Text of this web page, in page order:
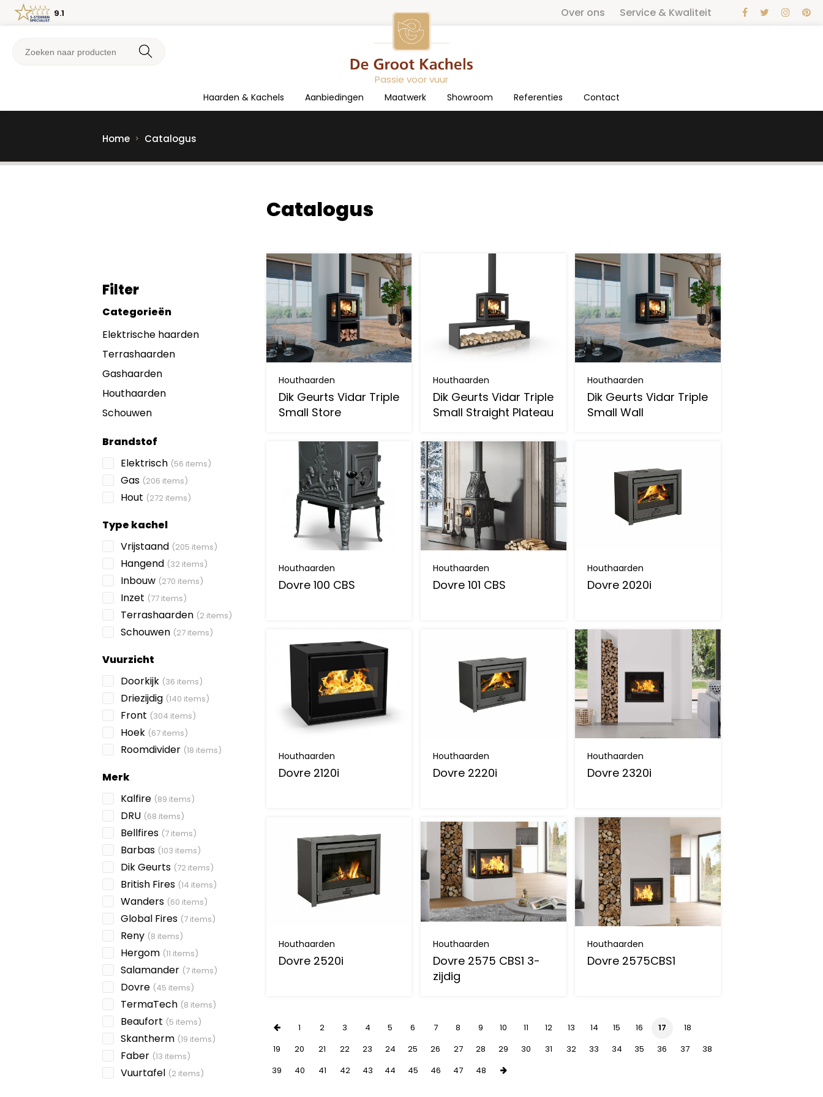
Over ons Service & Kwaliteit
Passie voor vuur
Haarden & Kachels Aanbiedingen Maatwerk Showroom Referenties Contact
9.1
Home Catalogus
Filter
Categorieën
Elektrische haarden
Terrashaarden
Gashaarden
Houthaarden
Schouwen
Brandstof
Elektrisch (56 items)
Gas (206 items)
Hout (272 items)
Type kachel
Vrijstaand (205 items)
Hangend (32 items)
Inbouw (270 items)
Inzet (77 items)
Terrashaarden (2 items)
Schouwen (27 items)
Vuurzicht
Doorkijk (36 items)
Driezijdig (140 items)
Front (304 items)
Hoek (67 items)
Roomdivider (18 items)
Merk
Kalfire (89 items)
DRU (68 items)
Bellfires (7 items)
Barbas (103 items)
Dik Geurts (72 items)
British Fires (14 items)
Wanders (60 items)
Global Fires (7 items)
Reny (8 items)
Hergom (11 items)
Salamander (7 items)
Dovre (45 items)
TermaTech (8 items)
Beaufort (5 items)
Skantherm (19 items)
Faber (13 items)
Vuurtafel (2 items)
Catalogus
Houthaarden
Dik Geurts Vidar Triple
Small Store
Houthaarden
Dik Geurts Vidar Triple
Small Straight Plateau
Houthaarden
Dik Geurts Vidar Triple
Small Wall
Houthaarden
Dovre 100 CBS
Houthaarden
Dovre 101 CBS
Houthaarden
Dovre 2020i
Houthaarden
Dovre 2120i
Houthaarden
Dovre 2220i
Houthaarden
Dovre 2320i
Houthaarden
Dovre 2520i
Houthaarden
Dovre 2575 CBS1 3-
zijdig
Houthaarden
Dovre 2575CBS1
1 2 3 4 5 6 7 8 9 10 11 12 13 14 15 16 17
18
19
20 21 22 23 24 25 26 27 28 29 30 31 32 33 34 35 36 37
38
39
40 41 42 43 44 45 46 47 48